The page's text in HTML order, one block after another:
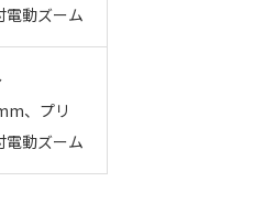
電動ズーム
、プリ
電動ズーム